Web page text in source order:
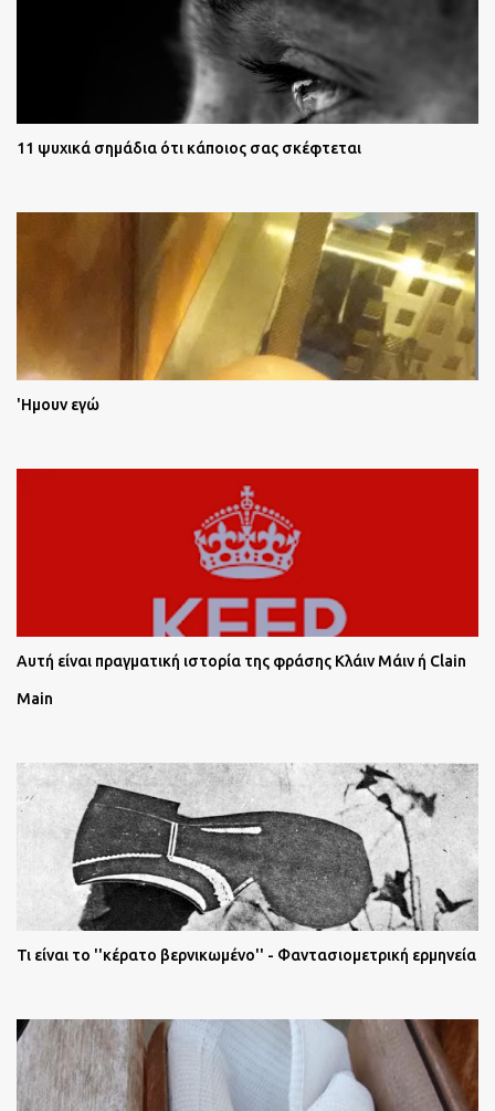
11 ψυχικά σημάδια ότι κάποιος σας σκέφτεται
'Ημουν εγώ
Αυτή είναι πραγματική ιστορία της φράσης Κλάιν Μάιν ή Clain
Main
Τι είναι το ''κέρατο βερνικωμένο'' - Φαντασιομετρική ερμηνεία